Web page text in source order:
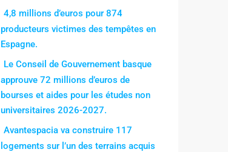
4,8 millions d’euros pour 874
producteurs victimes des tempêtes en
Espagne.
Le Conseil de Gouvernement basque
approuve 72 millions d’euros de
bourses et aides pour les études non
universitaires 2026-2027.
Avantespacia va construire 117
logements sur l’un des terrains acquis